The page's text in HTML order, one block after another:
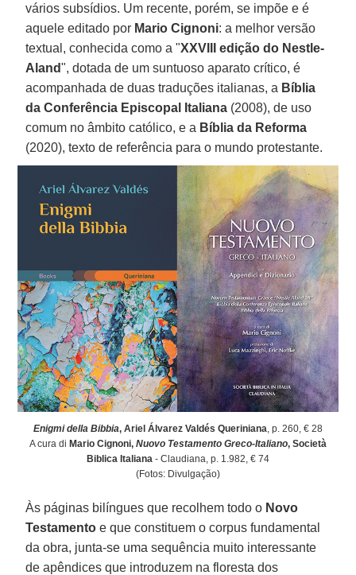
vários subsídios. Um recente, porém, se impõe e é
aquele editado por Mario Cignoni: a melhor versão
textual, conhecida como a "XXVIII edição do Nestle-
Aland", dotada de um suntuoso aparato crítico, é
acompanhada de duas traduções italianas, a Bíblia
da Conferência Episcopal Italiana (2008), de uso
comum no âmbito católico, e a Bíblia da Reforma
(2020), texto de referência para o mundo protestante.
Enigmi della Bibbia, Ariel Álvarez Valdés Queriniana , p. 260, € 28
A cura di Mario Cignoni, Nuovo Testamento Greco-Italiano, Società
Biblica Italiana - Claudiana, p. 1.982, € 74
(Fotos: Divulgação)
Às páginas bilíngues que recolhem todo o Novo
Testamento e que constituem o corpus fundamental
da obra, junta-se uma sequência muito interessante
de apêndices que introduzem na floresta dos